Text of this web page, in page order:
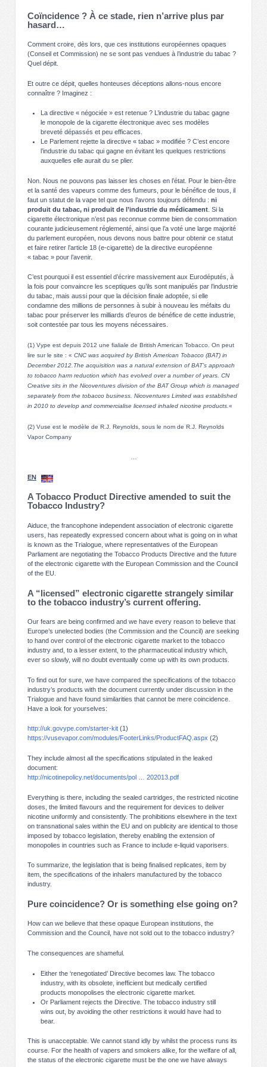
Coïncidence ? À ce stade, rien n’arrive plus par
hasard…
Comment croire, dès lors, que ces institutions européennes opaques
(Conseil et Commission) ne se sont pas vendues à l’industrie du tabac ?
Quel dépit.
Et outre ce dépit, quelles honteuses déceptions allons-nous encore
connaître ? Imaginez :
La directive « négociée » est retenue ? L’industrie du tabac gagne
le monopole de la cigarette électronique avec ses modèles
breveté dépassés et peu efficaces.
Le Parlement rejette la directive « tabac » modifiée ? C’est encore
l’industrie du tabac qui gagne en évitant les quelques restrictions
auxquelles elle aurait du se plier.
Non. Nous ne pouvons pas laisser les choses en l’état. Pour le bien-être
et la santé des vapeurs comme des fumeurs, pour le bénéfice de tous, il
faut un statut de la vape tel que nous l’avons toujours défendu : ni
produit du tabac, ni produit de l’industrie du médicament . Si la
cigarette électronique n’est pas reconnue comme bien de consommation
courante judicieusement réglementé, ainsi que l’a voté une large majorité
du parlement européen, nous devons nous battre pour obtenir ce statut
et faire retirer l’article 18 (e-cigarette) de la directive européenne
« tabac » pour l’avenir.
C’est pourquoi il est essentiel d’écrire massivement aux Eurodéputés, à
la fois pour convaincre les sceptiques qu’ils sont manipulés par l’industrie
du tabac, mais aussi pour que la décision finale adoptée, si elle
condamne des millions de personnes à subir à nouveau les méfaits du
tabac pour préserver les milliards d’euros de bénéfice de cette industrie,
soit contestée par tous les moyens nécessaires.
(1) Vype est depuis 2012 une fialiale de British American Tobacco. On peut
lire sur le site : « CNC was acquired by British American Tobacco (BAT) in
December 2012.The acquisition was a natural extension of BAT’s approach
to tobacco harm reduction which has evolved over a number of years. CN
Creative sits in the Nicoventures division of the BAT Group which is managed
separately from the tobacco business. Nicoventures Limited was established
in 2010 to develop and commercialise licensed inhaled nicotine products. «
(2) Vuse est le modèle de R.J. Reynolds, sous le nom de R.J. Reynolds
Vapor Company
EN
A Tobacco Product Directive amended to suit the
Tobacco Industry?
Aiduce, the francophone independent association of electronic cigarette
users, has repeatedly expressed concern about what is going on in what
is known as the Trialogue, where representatives of the European
Parliament are negotiating the Tobacco Products Directive and the future
of the electronic cigarette with the European Commission and the Council
of the EU.
A “licensed” electronic cigarette strangely similar
to the tobacco industry’s current offering.
Our fears are being confirmed and we have every reason to believe that
Europe’s unelected bodies (the Commission and the Council) are seeking
to hand over control of the electronic cigarette market to the tobacco
industry and, to a lesser extent, to the pharmaceutical industry which,
ever so slowly, will no doubt eventually come up with its own products.
To find out for sure, we have compared the specifications of the tobacco
industry’s products with the document currently under discussion in the
Trialogue and have found similarities that cannot be mere coincidence.
Have a look for yourselves:
http://uk.govype.com/starter-kit (1)
https://vusevapor.com/modules/FooterLinks/ProductFAQ.aspx (2)
They include almost all the specifications stipulated in the leaked
document:
http://nicotinepolicy.net/documents/pol … 202013.pdf
Everything is there, including the sealed cartridges, the restricted nicotine
doses, the limited flavours and the requirement for devices to deliver
nicotine uniformly and consistently. The prohibitions elsewhere in the text
on transnational sales within the EU and on publicity are identical to those
imposed by tobacco legislation, thereby enabling the extension of
monopolies in countries such as France to include e-liquid vaporisers.
To summarize, the legislation that is being finalised replicates, item by
item, the specifications of the inhalers manufactured by the tobacco
industry.
Pure coincidence? Or is something else going on?
How can we believe that these opaque European institutions, the
Commission and the Council, have not sold out to the tobacco industry?
The consequences are shameful.
Either the ‘renegotiated’ Directive becomes law. The tobacco
industry, with its obsolete, inefficient but medically certified
products monopolises the electronic cigarette market.
Or Parliament rejects the Directive. The tobacco industry still
wins out, by avoiding the other restrictions it would have had to
bear.
This is unacceptable. We cannot stand idly by whilst the process runs its
course. For the health of vapers and smokers alike, for the welfare of all,
the status of the electronic cigarette must be the one we have always